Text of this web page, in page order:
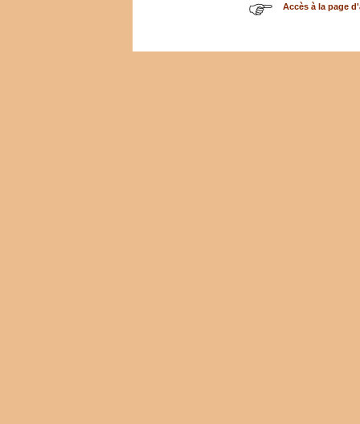
Accès à la page